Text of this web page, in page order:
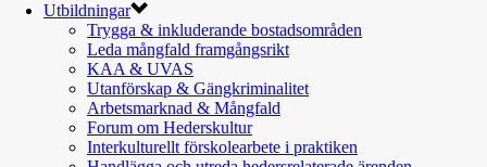
Utbildningar
Trygga & inkluderande bostadsområden
Leda mångfald framgångsrikt
KAA & UVAS
Utanförskap & Gängkriminalitet
Arbetsmarknad & Mångfald
Forum om Hederskultur
Interkulturellt förskolearbete i praktiken